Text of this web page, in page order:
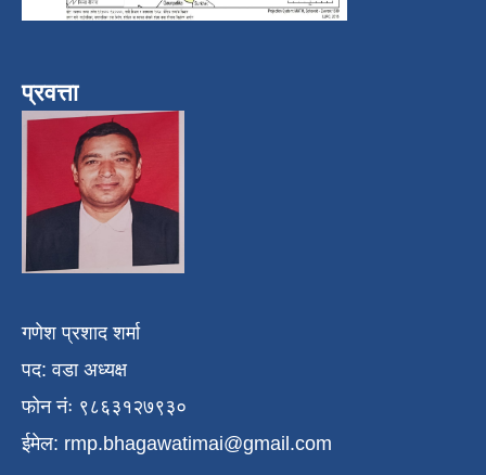
प्रवत्ता
गणेश प्रशाद शर्मा
पद: वडा अध्यक्ष
फोन नंः ९८६३१२७९३०
ईमेल: rmp.bhagawatimai@gmail.com